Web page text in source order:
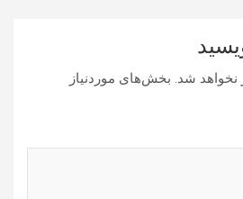
نخواهد شد. بخش‌های موردنیاز